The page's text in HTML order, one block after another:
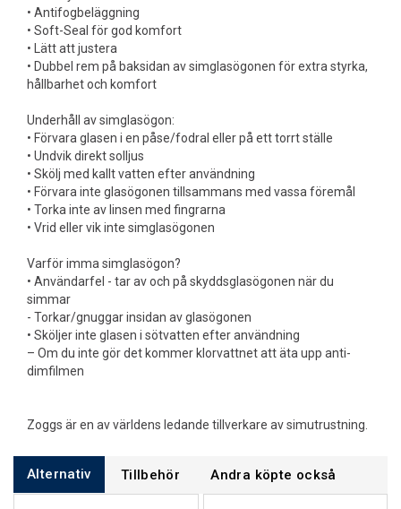
• Antifogbeläggning
• Soft-Seal för god komfort
• Lätt att justera
• Dubbel rem på baksidan av simglasögonen för extra styrka,
hållbarhet och komfort
Underhåll av simglasögon:
• Förvara glasen i en påse/fodral eller på ett torrt ställe
• Undvik direkt solljus
• Skölj med kallt vatten efter användning
• Förvara inte glasögonen tillsammans med vassa föremål
• Torka inte av linsen med fingrarna
• Vrid eller vik inte simglasögonen
Varför imma simglasögon?
• Användarfel - tar av och på skyddsglasögonen när du
simmar
- Torkar/gnuggar insidan av glasögonen
• Sköljer inte glasen i sötvatten efter användning
– Om du inte gör det kommer klorvattnet att äta upp anti-
dimfilmen
Zoggs är en av världens ledande tillverkare av simutrustning.
Alternativ Tillbehör Andra köpte också